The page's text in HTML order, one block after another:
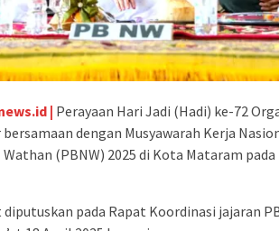
| Perayaan Hari Jadi (Hadi) ke-72
dengan Musyawarah Kerja
(PBNW) 2025 di Kota Mataram pada
pada Rapat Koordinasi jajaran